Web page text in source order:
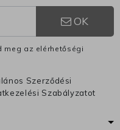
OK
meg az elérhetőségi
Szerződési
Szabályzatot